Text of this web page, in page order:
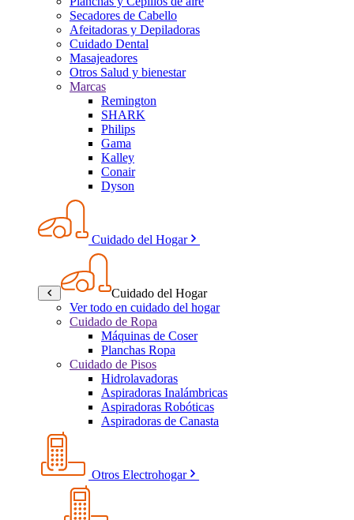
Secadores de Cabello
Afeitadoras y Depiladoras
Cuidado Dental
Masajeadores
Otros Salud y bienestar
Marcas
Remington
SHARK
Philips
Gama
Kalley
Conair
Dyson
Cuidado del Hogar
Cuidado del Hogar
Ver todo en cuidado del hogar
Cuidado de Ropa
Máquinas de Coser
Planchas Ropa
Cuidado de Pisos
Hidrolavadoras
Aspiradoras Inalámbricas
Aspiradoras Robóticas
Aspiradoras de Canasta
Otros Electrohogar